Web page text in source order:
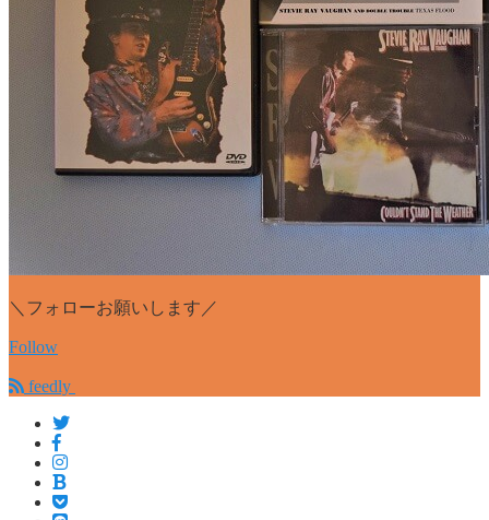
＼フォローお願いします／
Follow
feedly